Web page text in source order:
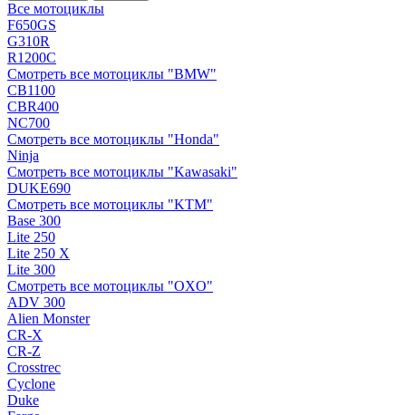
Все мотоциклы
F650GS
G310R
R1200C
Смотреть все мотоциклы "BMW"
CB1100
CBR400
NC700
Смотреть все мотоциклы "Honda"
Ninja
Смотреть все мотоциклы "Kawasaki"
DUKE690
Смотреть все мотоциклы "KTM"
Base 300
Lite 250
Lite 250 X
Lite 300
Смотреть все мотоциклы "OXO"
ADV 300
Alien Monster
CR-X
CR-Z
Crosstrec
Cyclone
Duke